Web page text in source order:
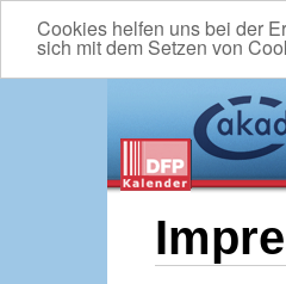
Cookies helfen uns bei der
sich mit dem Setzen von